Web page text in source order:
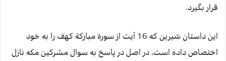
قرار بگیرد.
این داستان شیرین که 16 آیت از سورة مبارکة کهف را به خود
اختصاص داده است، در اصل در پاسخ به سوال مشرکین مکه نازل